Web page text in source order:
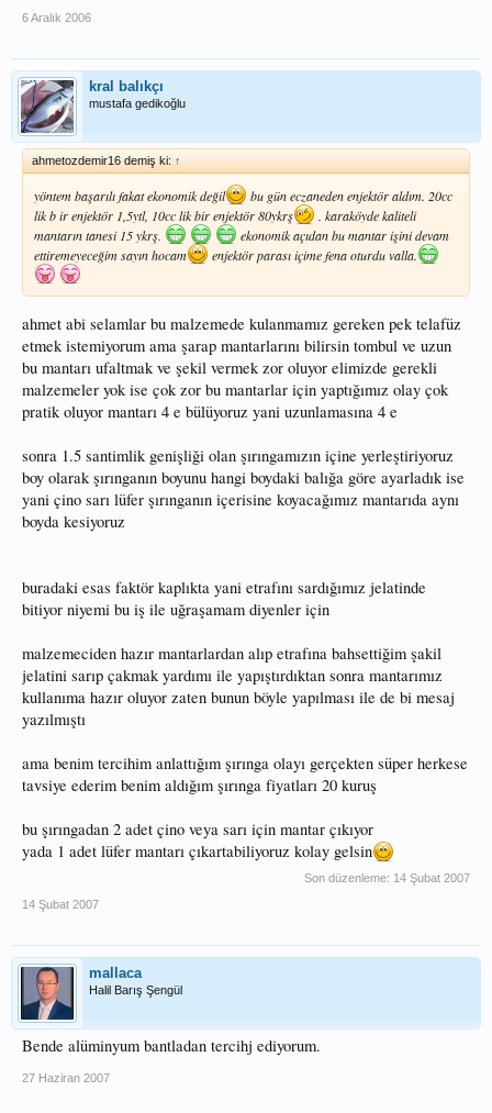
6 Aralık 2006
kral balıkçı
mustafa gedikoğlu
ahmetozdemir16 demiş ki: ↑
yöntem başarılı fakat ekonomik değil
bu gün eczaneden enjektör aldım. 20cc
lik b ir enjektör 1,5ytl, 10cc lik bir enjektör 80ykrş
. karaköyde kaliteli
mantarın tanesi 15 ykrş.
ekonomik açıdan bu mantar işini devam
ettiremeyeceğim sayın hocam
enjektör parası içime fena oturdu valla.
ahmet abi selamlar bu malzemede kulanmamız gereken pek telafüz
etmek istemiyorum ama şarap mantarlarını bilirsin tombul ve uzun
bu mantarı ufaltmak ve şekil vermek zor oluyor elimizde gerekli
malzemeler yok ise çok zor bu mantarlar için yaptığımız olay çok
pratik oluyor mantarı 4 e bülüyoruz yani uzunlamasına 4 e
sonra 1.5 santimlik genişliği olan şırıngamızın içine yerleştiriyoruz
boy olarak şırınganın boyunu hangi boydaki balığa göre ayarladık ise
yani çino sarı lüfer şırınganın içerisine koyacağımız mantarıda aynı
boyda kesiyoruz
buradaki esas faktör kaplıkta yani etrafını sardığımız jelatinde
bitiyor niyemi bu iş ile uğraşamam diyenler için
malzemeciden hazır mantarlardan alıp etrafına bahsettiğim şakil
jelatini sarıp çakmak yardımı ile yapıştırdıktan sonra mantarımız
kullanıma hazır oluyor zaten bunun böyle yapılması ile de bi mesaj
yazılmıştı
ama benim tercihim anlattığım şırınga olayı gerçekten süper herkese
tavsiye ederim benim aldığım şırınga fiyatları 20 kuruş
bu şırıngadan 2 adet çino veya sarı için mantar çıkıyor
yada 1 adet lüfer mantarı çıkartabiliyoruz kolay gelsin
Son düzenleme: 14 Şubat 2007
14 Şubat 2007
mallaca
Halil Barış Şengül
Bende alüminyum bantladan tercihj ediyorum.
27 Haziran 2007